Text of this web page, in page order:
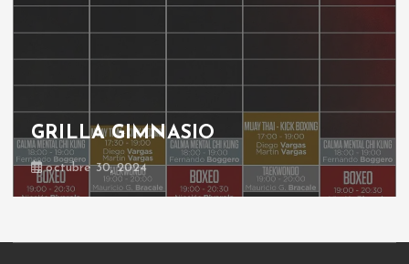
GRILLA GIMNASIO
octubre 30, 2024